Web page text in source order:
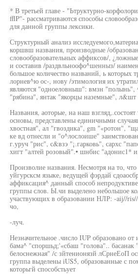
* В третьей главе - "Ьтруктурно-
fflP"- рассматриваются способы
для данной группы лексики.
Структурный анализ
коршвш названия, производные /
словообразовательных аффиксов/,
и составив /раздвльноофо^шенныз/
большое количество названий, ь которых
лорнев^ю ос-, нову /этимология их
являются "одноеловныш": вмзн "полынь",
"рябина", янтак "якорцы наземные",
Названия, аоторые, на наш взгляд,.состоят
основы, представлены единичными
хвостная", ал "гвоздика", gm "«ротон",
ке вд отнесли и "о^лослоише"
г.уруч "рис", с&взэ "¡.гарковь", сархс
хигт "алтей розовый".• шнбис "адонис1*
Произволие названия. Несмотря на то,
уйгурсксм языке, ведущей фэрдай
аффиксация^ данный способ
группы слов. Ы.чи выделено небольшое
участвующих в образовании НЛР: -aij//
чо,
-луч.
Незначительное .число IUP образовано
бама^ "споршьд;'«сбаш "голова".. басанак
белоснежная" /с зйтенионязй лСрнеЕоП
группа выделены iUS5, образованные с
которьгй способстьует